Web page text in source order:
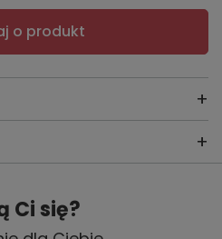
o produkt
942 Visa to połączenie
wiskozy,
sylwetce, zapewniając
Szlafrok Długi
- brudny róż
Ci się?